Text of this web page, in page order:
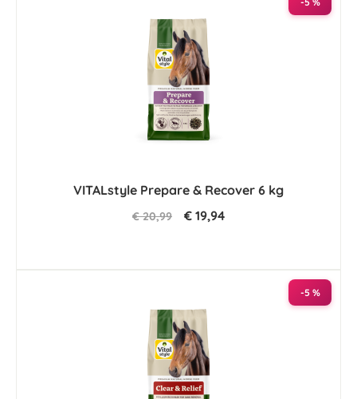
VITALstyle Prepare & Recover 6 kg
€ 20,99 € 19,94
-5 %